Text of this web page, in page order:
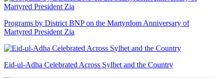
Programs by District BNP on the Martyrdom Anniversary of
Martyred President Zia
Eid-ul-Adha Celebrated Across Sylhet and the Country